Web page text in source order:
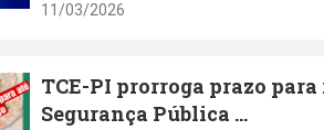
11/03/2026
TCE-PI prorroga prazo
Segurança Pública ...